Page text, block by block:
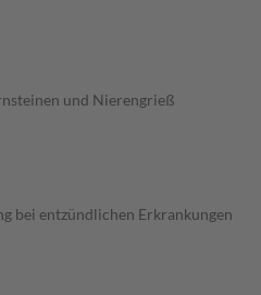
und Nierengrieß
bei entzündlichen Erkrankungen